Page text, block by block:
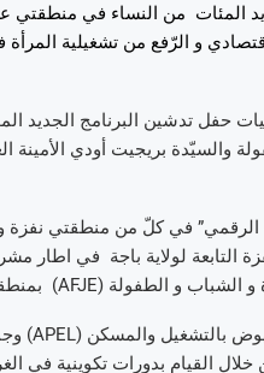
المئات من النساء في منطقتي
و الرّفع من تشغيلية المرأة
حفل تدشين البرنامج الجديد
والسيّدة بريجيت أودي الأمينة
الرقمي” في كلّ من منطقتي نفزة
التابعة لولاية باجة في اطار
و الشباب و الطفولة (
AFJE
)
بالتشغيل والمسكن (
APEL
)
خلال القيام بدورات تكوينية في